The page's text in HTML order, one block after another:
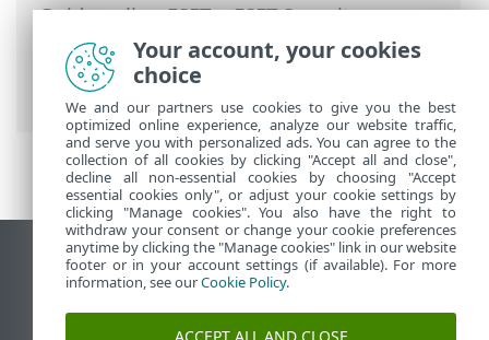
Guida online ESET>ESET Security
Ultimate
>Configurazione avanzata>
Protezioni>Protezione accesso alla rete
> Protezione attacchi di rete (IDS)
Visualizza sito desktop
End of Life
ESET Knowledge Base
Your account, your cookies
choice
We and our partners use cookies to give you the best
optimized online experience, analyze our website traffic,
and serve you with personalized ads. You can agree to the
collection of all cookies by clicking "Accept all and close",
decline all non-essential cookies by choosing "Accept
essential cookies only", or adjust your cookie settings by
clicking "Manage cookies". You also have the right to
withdraw your consent or change your cookie preferences
anytime by clicking the "Manage cookies" link in our website
footer or in your account settings (if available). For more
information, see ourCookie Policy.